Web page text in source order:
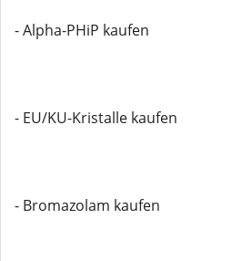
- Alpha-PHiP kaufen
- EU/KU-Kristalle kaufen
- Bromazolam kaufen